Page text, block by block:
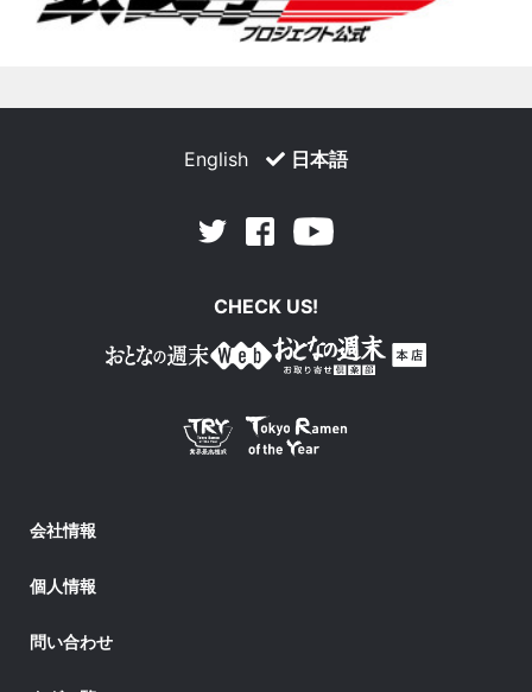
English 日本語
Twitter Facebook
CHECK US!
会社情報
個人情報
問い合わせ